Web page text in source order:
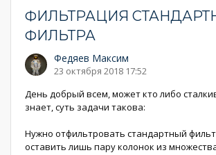
ФИЛЬТРАЦИЯ
ФИЛЬТРА
Федяев Максим
23 октября 2018 17:52
День добрый всем, может кто либо
знает, суть задачи такова:
Нужно отфильтровать стандартный
оставить лишь пару колонок из